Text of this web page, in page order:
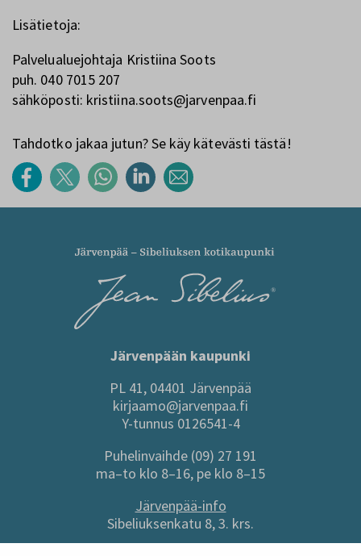
Lisätietoja:
Palvelualuejohtaja Kristiina Soots
puh. 040 7015 207
sähköposti: kristiina.soots@jarvenpaa.fi
Tahdotko jakaa jutun? Se käy kätevästi tästä!
Järvenpään kaupunki
PL 41, 04401 Järvenpää
kirjaamo@jarvenpaa.fi
Y-tunnus 0126541-4
Puhelinvaihde (09) 27 191
ma–to klo 8–16, pe klo 8–15
Järvenpää-info
Sibeliuksenkatu 8, 3. krs.